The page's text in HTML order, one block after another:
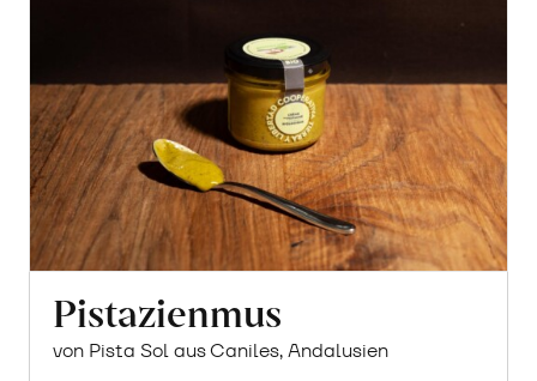
Pistazienmus
von Pista Sol aus Caniles, Andalusien